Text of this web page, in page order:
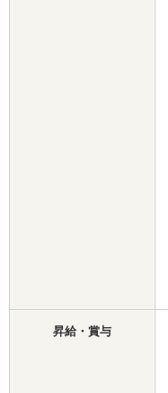
昇給・賞与